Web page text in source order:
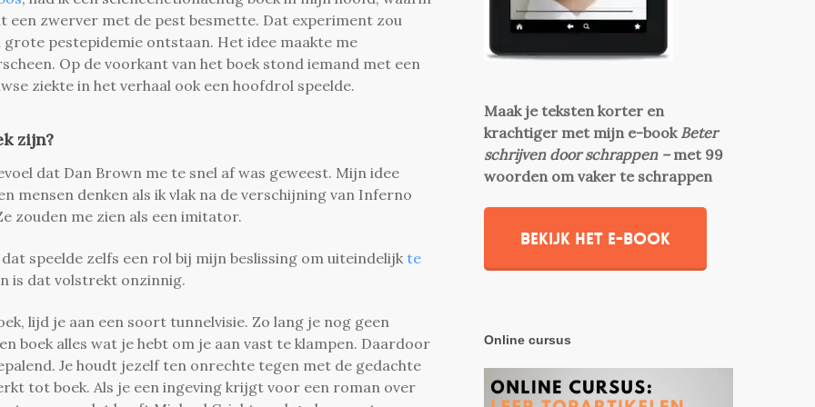
zwerver met de pest besmette. Dat experiment zou
grote pestepidemie ontstaan. Het idee maakte me
Op de voorkant van het boek stond iemand met een
ziekte in het verhaal ook een hoofdrol speelde.
zijn?
dat Dan Brown me te snel af was geweest. Mijn idee
mensen denken als ik vlak na de verschijning van Inferno
zouden me zien als een imitator.
speelde zelfs een rol bij mijn beslissing om uiteindelijk te
is dat volstrekt onzinnig.
lijd je aan een soort tunnelvisie. Zo lang je nog geen
boek alles wat je hebt om je aan vast te klampen. Daardoor
Je houdt jezelf ten onrechte tegen met de gedachte
tot boek. Als je een ingeving krijgt voor een roman over
Maak je teksten korter en
krachtiger met mijn e-book Beter
schrijven door schrappen –met 99
woorden om vaker te schrappen
Bekijk het e-book
Online cursus